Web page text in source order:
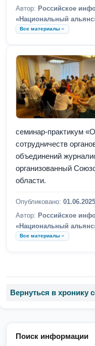
Поиск информации
Автор: Российское
«Национальный
Все материалы
семинар-практикум
сотрудничеств
объединений
организованный
области.
Опубликовано:
Автор: Российское
«Национальный
Все материалы
Вернуться в хронику